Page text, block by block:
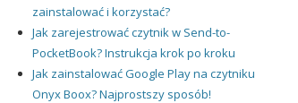
zainstalować i korzystać?
Jak zarejestrować czytnik w Send-to-
PocketBook? Instrukcja krok po kroku
Jak zainstalować Google Play na czytniku
Onyx Boox? Najprostszy sposób!